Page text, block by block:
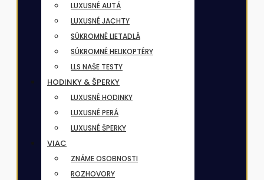
LUXUSNÉ AUTÁ
LUXUSNÉ JACHTY
SÚKROMNÉ LIETADLÁ
SÚKROMNÉ HELIKOPTÉRY
LLS NAŠE TESTY
HODINKY & ŠPERKY
LUXUSNÉ HODINKY
LUXUSNÉ PERÁ
LUXUSNÉ ŠPERKY
VIAC
ZNÁME OSOBNOSTI
ROZHOVORY